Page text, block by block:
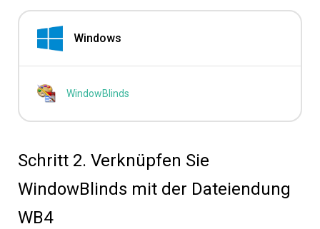
Windows
WindowBlinds
Schritt 2. Verknüpfen Sie
WindowBlinds mit der Dateiendung
WB4